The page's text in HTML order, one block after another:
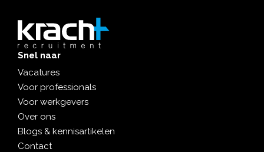
Snel naar
Vacatures
Voor professionals
Voor werkgevers
Over ons
Blogs & kennisartikelen
Contact